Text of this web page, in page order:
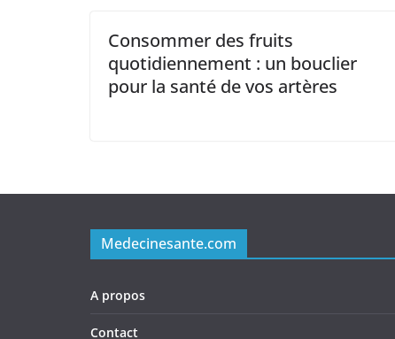
Consommer des fruits
quotidiennement : un bouclier
pour la santé de vos artères
Medecinesante.com
A propos
Contact